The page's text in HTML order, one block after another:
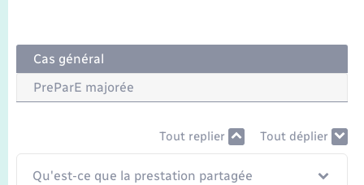
Voirie et espace public
Cas général
PreParE majorée
Tout replier Tout déplier
Qu'est-ce que la prestation partagée